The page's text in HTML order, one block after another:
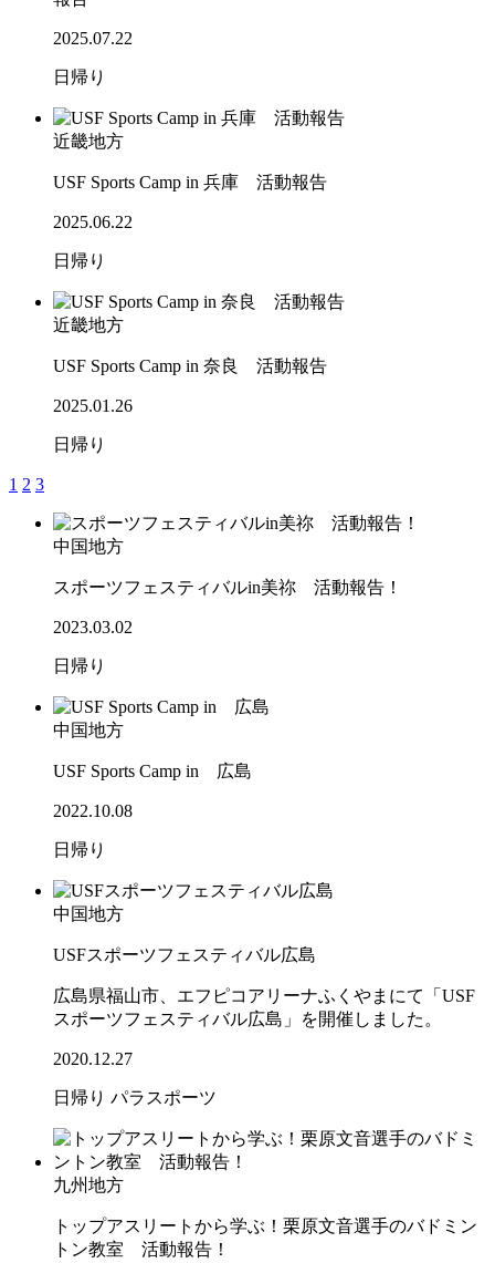
2025.07.22
日帰り
近畿地方
USF Sports Camp in 兵庫 活動報告
2025.06.22
日帰り
近畿地方
USF Sports Camp in 奈良 活動報告
2025.01.26
日帰り
1 2 3
中国地方
スポーツフェスティバルin美祢 活動報告！
2023.03.02
日帰り
中国地方
USF Sports Camp in 広島
2022.10.08
日帰り
中国地方
USFスポーツフェスティバル広島
広島県福山市、エフピコアリーナふくやまにて「USF
スポーツフェスティバル広島」を開催しました。
2020.12.27
日帰り パラスポーツ
九州地方
トップアスリートから学ぶ！栗原文音選手のバドミン
トン教室 活動報告！